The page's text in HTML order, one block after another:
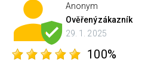
Anonym
Ověřenýzákazník
29. 1. 2025
100%